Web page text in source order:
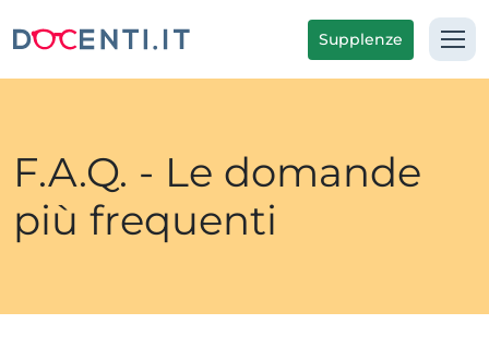
Supplenze
F.A.Q. - Le domande
più frequenti